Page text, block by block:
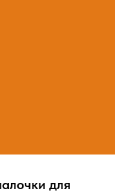
для